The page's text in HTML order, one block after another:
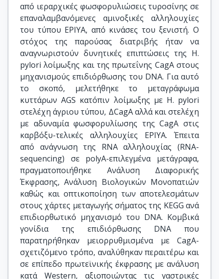
από ιεραρχικές φωσφορυλιώσεις τυροσίνης σε
επαναλαμβανόμενες αμινοξικές αλληλουχίες
του τύπου EPIYA, από κινάσες του ξενιστή. Ο
στόχος της παρούσας διατριβής ήταν να
αναγνωριστούν δυνητικές επιπτώσεις της H.
pylori λοίμωξης και της πρωτεΐνης CagA στους
μηχανισμούς επιδιόρθωσης του DNA. Για αυτό
το σκοπό, μελετήθηκε το μεταγράφωμα
κυττάρων AGS κατόπιν λοίμωξης με H. pylori
στελέχη άγριου τύπου, ΔCagA αλλά και στελέχη
με αδυναμία φωσφορυλίωσης της CagA στις
καρβόξυ-τελικές αλληλουχίες EPIYA. Έπειτα
από ανάγνωση της RNA αλληλουχίας (RNA-
sequencing) σε polyA-επιλεγμένα μετάγραφα,
πραγματοποιήθηκε Ανάλυση Διαφορικής
Έκφρασης, Ανάλυση Βιολογικών Μονοπατιών
καθώς και οπτικοποίηση των αποτελεσμάτων
στους χάρτες μεταγωγής σήματος της KEGG ανά
επιδιορθωτικό μηχανισμό του DNA. Κομβικά
γονίδια της επιδιόρθωσης DNA που
παρατηρήθηκαν μειορρυθμισμένα με CagA-
σχετιζόμενο τρόπο, αναλύθηκαν περαιτέρω και
σε επίπεδο πρωτεϊνικής έκφρασης με ανάλυση
κατά Western, αξιοποιώντας τις γαστρικές